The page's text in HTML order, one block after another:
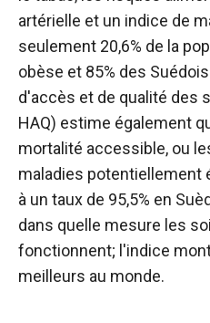
artérielle et un indice de
seulement 20,6% de la
obèse et 85% des
d'accès et de qualité des
HAQ) estime également
mortalité accessible, ou
maladies potentiellement
à un taux de 95,5% en
dans quelle mesure les
fonctionnent; l'indice
meilleurs au monde.